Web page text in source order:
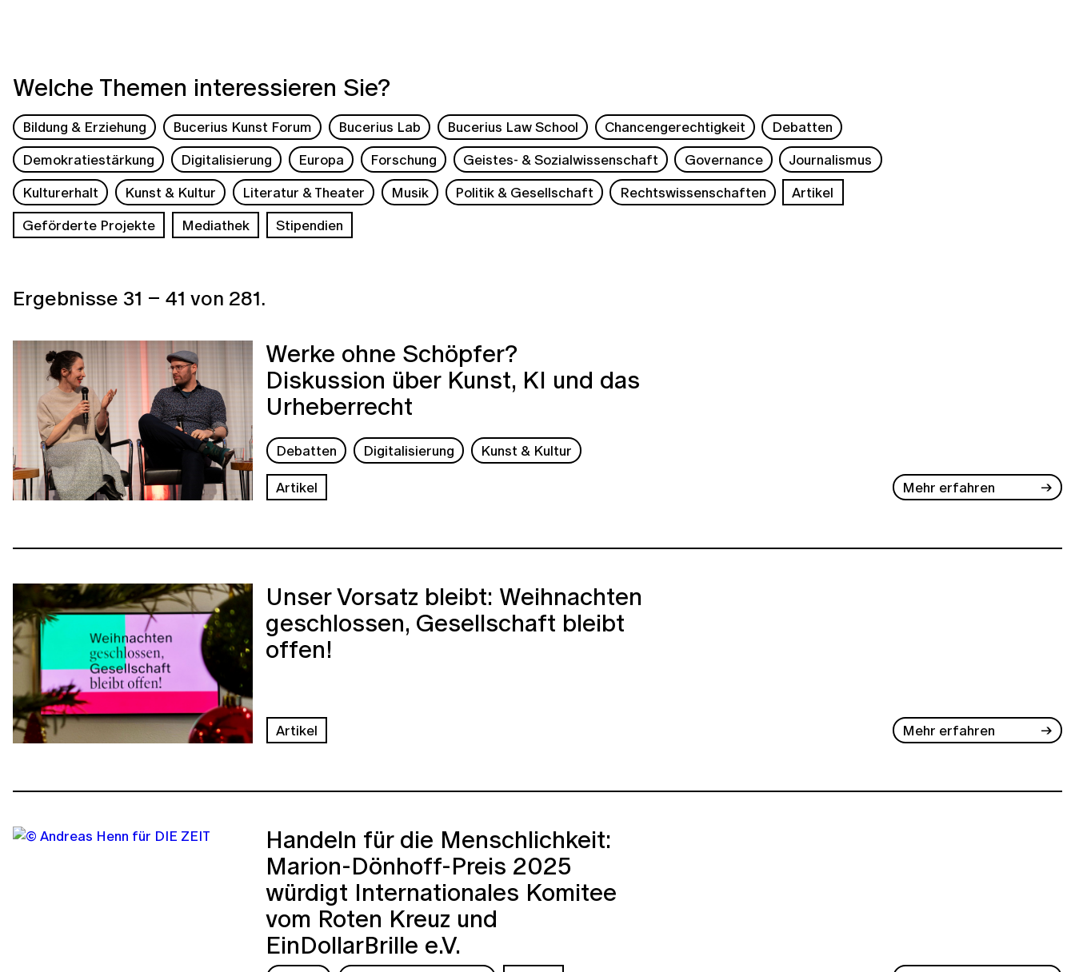
Welche Themen interessieren Sie?
Bildung & Erziehung Bucerius Kunst Forum Bucerius Lab Bucerius Law School Chancengerechtigkeit
Debatten
Demokratiestärkung
Digitalisierung Europa Forschung Geistes- & Sozialwissenschaft Governance
Journalismus
Kulturerhalt
Kunst & Kultur Literatur & Theater Musik Politik & Gesellschaft Rechtswissenschaften
Artikel
Geförderte Projekte
Mediathek Stipendien
Ergebnisse 31 – 41 von 281.
Werke ohne Schöpfer?
Diskussion über Kunst, KI und das
Urheberrecht
Debatten Digitalisierung
Kunst & Kultur
Artikel
Mehr erfahren
Unser Vorsatz bleibt: Weihnachten
geschlossen, Gesellschaft bleibt
offen!
Artikel Mehr erfahren
Handeln für die Menschlichkeit:
Marion-Dönhoff-Preis 2025
würdigt Internationales Komitee
vom Roten Kreuz und
EinDollarBrille e.V.